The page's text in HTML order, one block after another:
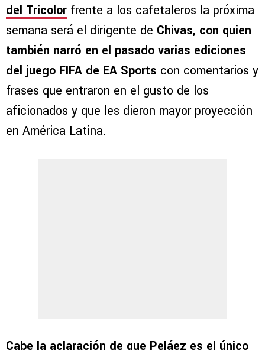
del Tricolor frente a los cafetaleros la próxima
semana será el dirigente de Chivas, con quien
también narró en el pasado varias ediciones
del juego FIFA de EA Sports con comentarios y
frases que entraron en el gusto de los
aficionados y que les dieron mayor proyección
en América Latina.
Cabe la aclaración de que Peláez es el único